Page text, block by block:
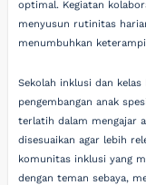
optimal. Kegiatan
menyusun rutinitas
menumbuhkan
Sekolah inklusi dan
pengembangan anak
terlatih dalam mengajar
disesuaikan agar lebih
komunitas inklusi yang
dengan teman sebaya,